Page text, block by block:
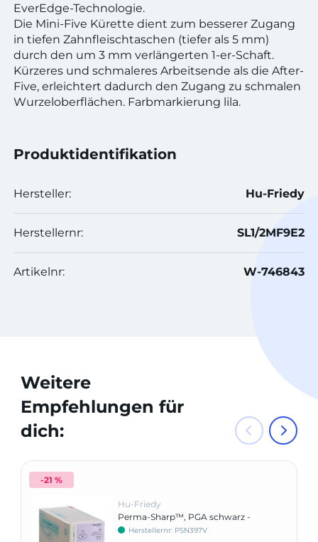
EverEdge-Technologie.
Die Mini-Five Kürette dient zum besserer Zugang
in tiefen Zahnfleischtaschen (tiefer als 5 mm)
durch den um 3 mm verlängerten 1-er-Schaft.
Kürzeres und schmaleres Arbeitsende als die After-
Five, erleichtert dadurch den Zugang zu schmalen
Wurzeloberflächen. Farbmarkierung lila.
Produktidentifikation
Hersteller: Hu-Friedy
Herstellernr: SL1/2MF9E2
Artikelnr: W-746843
Weitere
Empfehlungen für
dich:
-21 %
Hu-Friedy
Perma-Sharp™, PGA schwarz -
Nadeltyp C-6
Herstellernr: PSN397V